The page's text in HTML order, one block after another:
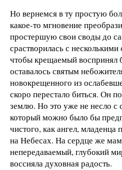
Но вернемся в ту простую
какое-то мгновение
простершую свои своды до
срастворилась с
чтобы крещаемый воспринял
оставалось святым
новокрещенного из
скоро перестало биться. Он
землю. Но это уже не несло с
который можно было бы
чистого, как ангел, младенца
на Небесах. На сердце же
непередаваемый, глубокий
воссияла духовная радость.